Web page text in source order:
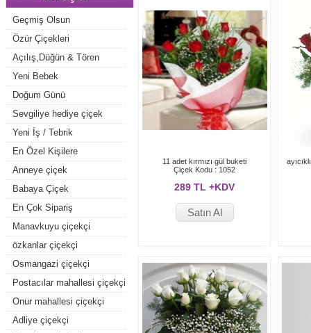
Geçmiş Olsun
Özür Çiçekleri
Açılış,Düğün & Tören
Yeni Bebek
Doğum Günü
Sevgiliye hediye çiçek
Yeni İş / Tebrik
En Özel Kişilere
Anneye çiçek
Babaya Çiçek
En Çok Sipariş
Gönderilenler
Manavkuyu çiçekçi
özkanlar çiçekçi
Osmangazi çiçekçi
Postacılar mahallesi çiçekçi
Onur mahallesi çiçekçi
Adliye çiçekçi
11 adet kırmızı gül buketi
Çiçek Kodu : 1052
289 TL +KDV
Satın Al